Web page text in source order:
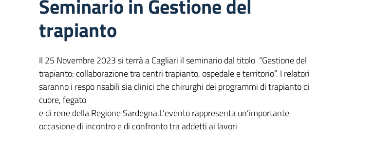
Seminario in Gestione del
trapianto
Il 25 Novembre 2023 si terrà a Cagliari il seminario dal titolo “Gestione del
trapianto: collaborazione tra centri trapianto, ospedale e territorio”. I relatori
saranno i respo nsabili sia clinici che chirurghi dei programmi di trapianto di
cuore, fegato
e di rene della Regione Sardegna.L’evento rappresenta un’importante
occasione di incontro e di confronto tra addetti ai lavori